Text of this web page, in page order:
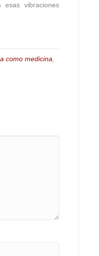
vibraciones
como medicina,